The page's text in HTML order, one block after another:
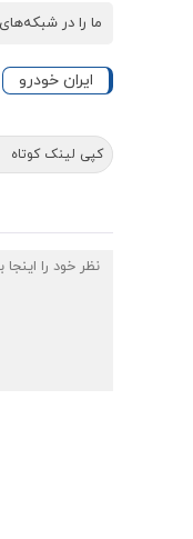
ما را در
ایران خودرو
کپی لینک کوتاه